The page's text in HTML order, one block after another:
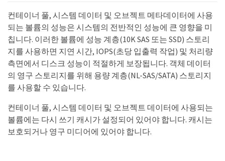
컨테이너 풀, 시스템 데이터 및 오브젝트 메타데이터에 사용
되는 볼륨의 성능은 시스템의 전반적인 성능에 큰 영향을 미
칩니다. 이러한 볼륨에 성능 계층(10K SAS 또는 SSD) 스토리
지를 사용하면 지연 시간, IOPS(초당 입출력 작업) 및 처리량
측면에서 디스크 성능이 적절하게 보장됩니다. 객체 데이터
의 영구 스토리지를 위해 용량 계층(NL-SAS/SATA) 스토리지
를 사용할 수 있습니다.
컨테이너 풀, 시스템 데이터 및 오브젝트 데이터에 사용되는
볼륨에는 다시 쓰기 캐시가 설정되어 있어야 합니다. 캐시는
보호되거나 영구 미디어에 있어야 합니다.